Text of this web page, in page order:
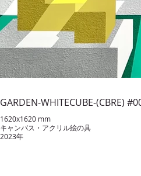
GARDEN-WHITECUBE-(CBRE)
1620x1620 mm
キャンバス・アクリル絵の具
2023年